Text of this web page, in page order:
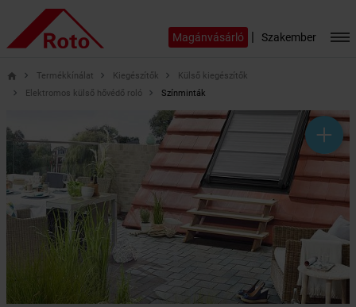
Magánvásárló | Szakember
help_outline
headset_mic
mail_outline
home Termékkínálat Kiegészítők
Külső kiegészítők
Elektromos külső hővédő roló
Színminták